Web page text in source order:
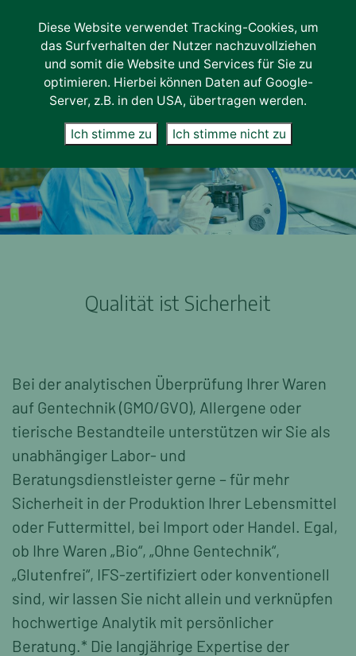
Lab-Services
Unternehmen
Über uns
Karriere
Kontakt
Qualität ist Sicherheit
Bei der analytischen Überprüfung Ihrer Waren
auf Gentechnik (GMO/GVO), Allergene oder
tierische Bestandteile unterstützen wir Sie als
unabhängiger Labor- und
Beratungsdienstleister gerne – für mehr
Sicherheit in der Produktion Ihrer Lebensmittel
oder Futtermittel, bei Import oder Handel. Egal,
ob Ihre Waren „Bio“, „Ohne Gentechnik“,
„Glutenfrei“, IFS-zertifiziert oder konventionell
sind, wir lassen Sie nicht allein und verknüpfen
hochwertige Analytik mit persönlicher
Beratung.* Die langjährige Expertise der
Diese Website verwendet Tracking-Cookies, um
das Surfverhalten der Nutzer nachzuvollziehen
und somit die Website und Services für Sie zu
optimieren. Hierbei können Daten auf Google-
Server, z.B. in den USA, übertragen werden.
Ich stimme zu Ich stimme nicht zu